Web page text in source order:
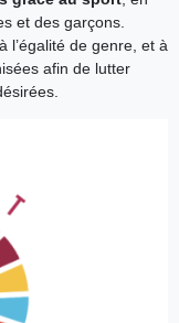
et des garçons.
l’égalité de genre, et à
afin de lutter